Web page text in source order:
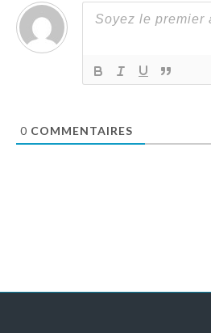
0 COMMENTAIRES